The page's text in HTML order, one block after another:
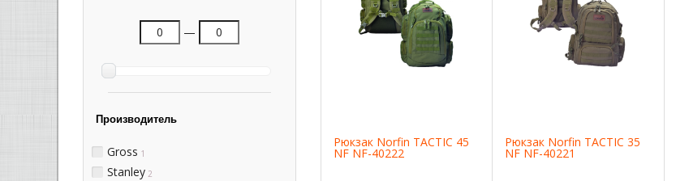
—
Производитель
Gross 1
Stanley 2
Рюкзак Norfin TACTIC 45
NF NF-40222
Рюкзак Norfin TACTIC 35
NF NF-40221